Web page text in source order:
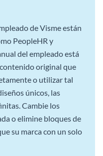
de Visme están
PeopleHR y
del empleado está
original que
o utilizar tal
únicos, las
Cambie los
o elimine bloques de
su marca con un solo